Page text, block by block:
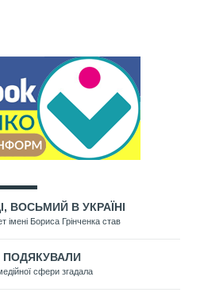
ВОСЬМИЙ В УКРАЇНІ
імені Бориса Грінченка став
ПОДЯКУВАЛИ
сфери згадала